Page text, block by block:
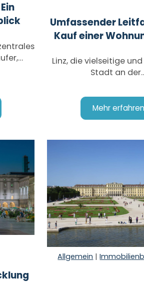
Umfassender
Kauf einer
Linz, die vielseitige
Stadt an
Mehr erfahren
Allgemein |